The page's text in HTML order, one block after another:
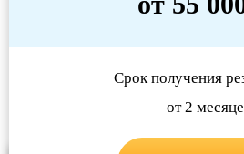
Срок получения
от 2